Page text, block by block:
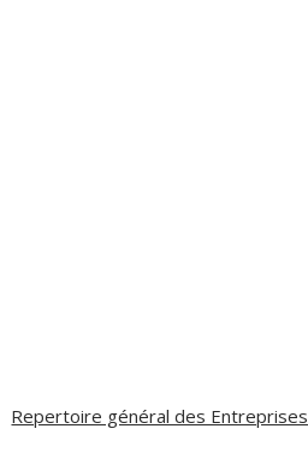
Repertoire général des Entreprises